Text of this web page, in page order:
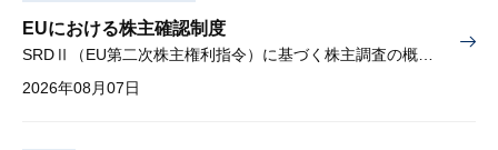
EUにおける株主確認制度
2026年08月07日